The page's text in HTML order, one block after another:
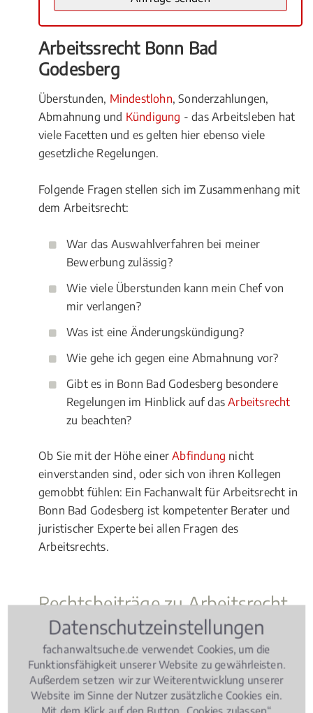
Arbeitssrecht Bonn Bad
Godesberg
Überstunden, Mindestlohn, Sonderzahlungen,
Abmahnung und Kündigung - das Arbeitsleben hat
viele Facetten und es gelten hier ebenso viele
gesetzliche Regelungen.
Folgende Fragen stellen sich im Zusammenhang mit
dem Arbeitsrecht:
War das Auswahlverfahren bei meiner
Bewerbung zulässig?
Wie viele Überstunden kann mein Chef von
mir verlangen?
Was ist eine Änderungskündigung?
Wie gehe ich gegen eine Abmahnung vor?
Gibt es in Bonn Bad Godesberg besondere
Regelungen im Hinblick auf dasArbeitsrecht
zu beachten?
Ob Sie mit der Höhe einerAbfindung nicht
einverstanden sind, oder sich von ihren Kollegen
gemobbt fühlen: Ein Fachanwalt für Arbeitsrecht in
Bonn Bad Godesberg ist kompetenter Berater und
juristischer Experte bei allen Fragen des
Arbeitsrechts.
Rechtsbeiträge zu Arbeitsrecht
Arbeitsrecht, 09.05.2018(Update 08.07.2026)
Elternzeit: Worauf Arbeitnehmer
achten müssen!
Datenschutzeinstellungen
fachanwaltsuche.de verwendet Cookies, um die
Funktionsfähigkeit unserer Website zu gewährleisten.
Außerdem setzen wir zur Weiterentwicklung unserer
Website im Sinne der Nutzer zusätzliche Cookies ein.